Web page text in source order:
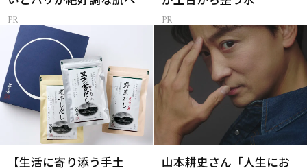
【生活に寄り添う手土
山本耕史さん「人生にお